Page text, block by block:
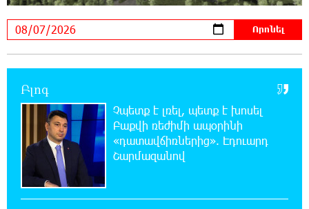
Ավտովթար՝ Կոտայքի մարզում. Զովունի-
Եղվարդ ճանապարհին բախվել են «Alfa
Romeo»-ն և «Opel»-ը. կա վիրավոր
բանահյուսությունը
19:42:39 6-08-2026
Վրաստանում պետական ​​պաշտոնյային
կաշառելու փորձի համար քաղաքացի է
ձերբակալվել
Բլոգ
Չպետք է լռել, պետք է խոսել
Բաքվի ռեժիմի ապօրինի
«դատավճիռներից». Էդուարդ
Շարմազանով